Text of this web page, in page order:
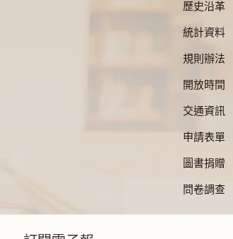
歷史沿革
統計資料
規則辦法
開放時間
交通資訊
申請表單
圖書捐贈
問卷調查